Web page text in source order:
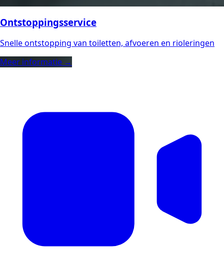
Ontstoppingsservice
Snelle ontstopping van toiletten, afvoeren en rioleringen
Meer informatie →